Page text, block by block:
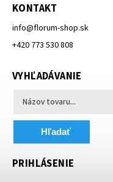
KONTAKT
info@florum-shop.sk
+420 773 530 808
VYHĽADÁVANIE
Hľadať
PRIHLÁSENIE